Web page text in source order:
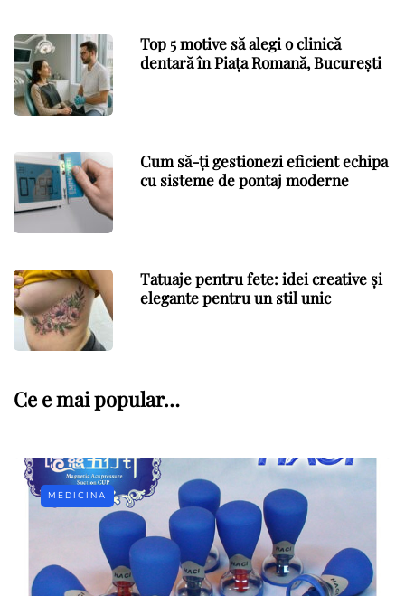
Top 5 motive să alegi o clinică
dentară în Piața Romană, București
Cum să-ți gestionezi eficient echipa
cu sisteme de pontaj moderne
Tatuaje pentru fete: idei creative și
elegante pentru un stil unic
Ce e mai popular…
MEDICINA